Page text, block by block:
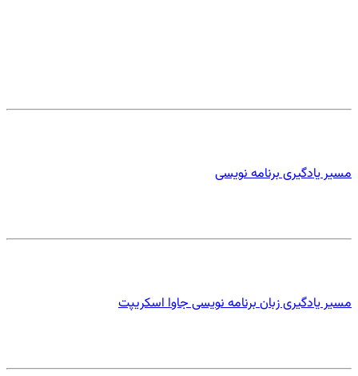
مسیر یادگیری برنامه نویسی
مسیر یادگیری زبان برنامه نویسی جاوا اسکریپت